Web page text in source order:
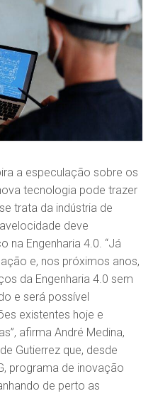
a especulação sobre os
tecnologia pode trazer
trata da indústria de
deve
na Engenharia 4.0. “Já
e, nos próximos anos,
da Engenharia 4.0 sem
e será possível
existentes hoje e
afirma André Medina,
Gutierrez que, desde
programa de inovação
de perto as